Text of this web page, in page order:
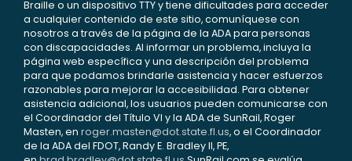
Braille o un dispositivo TTY y tiene dificultades para acceder
a cualquier contenido de este sitio, comuníquese con
nosotros a través de la página de la ADA para personas
con discapacidades. Al informar un problema, incluya la
página web específica y una descripción del problema
para que podamos brindarle asistencia y hacer esfuerzos
razonables para mejorar la accesibilidad. Para obtener
asistencia adicional, los usuarios pueden comunicarse con
el Coordinador del Título VI y la ADA de SunRail, Roger
Masten, en roger.masten@dot.state.fl.us, o el Coordinador
de la ADA del FDOT, Randy E. Bradley II, PE,